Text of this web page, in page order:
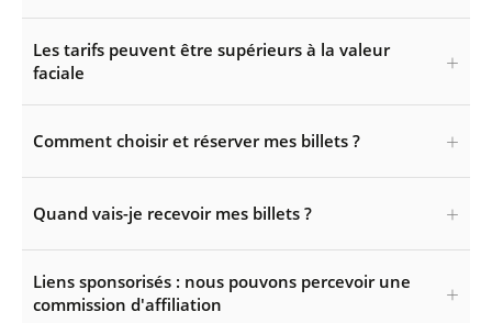
Les tarifs peuvent être supérieurs à la valeur
faciale
Comment choisir et réserver mes billets ?
Quand vais-je recevoir mes billets ?
Liens sponsorisés : nous pouvons percevoir une
commission d'affiliation